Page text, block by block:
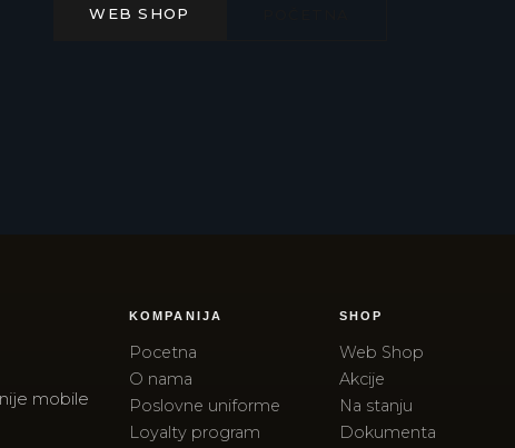
WEB SHOP
mobile
KOMPANIJA
Pocetna
O nama
Poslovne uniforme
Loyalty program
SHOP
Web Shop
Akcije
Na stanju
Dokumenta